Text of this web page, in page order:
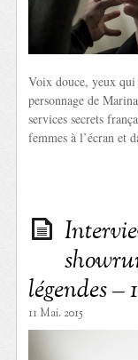
Voix douce, yeux
personnage de
services secrets
femmes à l’écran et
légendes –
11 Mai. 2015